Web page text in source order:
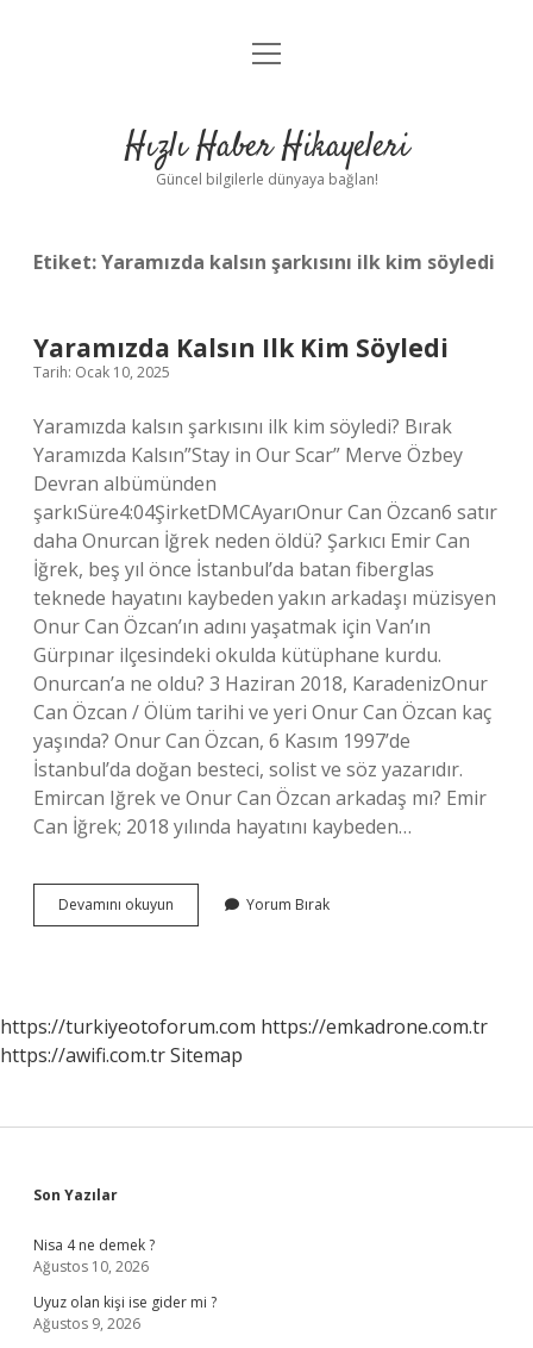
Anasayfa
Yasal Uyarı
menüyü
Hızlı Haber Hikayeleri
Güncel bilgilerle dünyaya bağlan!
Etiket:Yaramızda kalsın şarkısını ilk kim söyledi
Yaramızda Kalsın Ilk Kim Söyledi
Tarih: Ocak 10, 2025
Yaramızda kalsın şarkısını ilk kim söyledi? Bırak
Yaramızda Kalsın”Stay in Our Scar” Merve Özbey
Devran albümünden
şarkıSüre4:04ŞirketDMCAyarıOnur Can Özcan6 satır
daha Onurcan İğrek neden öldü? Şarkıcı Emir Can
İğrek, beş yıl önce İstanbul’da batan fiberglas
teknede hayatını kaybeden yakın arkadaşı müzisyen
Onur Can Özcan’ın adını yaşatmak için Van’ın
Gürpınar ilçesindeki okulda kütüphane kurdu.
Onurcan’a ne oldu? 3 Haziran 2018, KaradenizOnur
Can Özcan / Ölüm tarihi ve yeri Onur Can Özcan kaç
yaşında? Onur Can Özcan, 6 Kasım 1997’de
İstanbul’da doğan besteci, solist ve söz yazarıdır.
Emircan Iğrek ve Onur Can Özcan arkadaş mı? Emir
Can İğrek; 2018 yılında hayatını kaybeden…
Devamını okuyun Yaramızda
Kalsın
Yorum Bırak
https://turkiyeotoforum.com https://emkadrone.com.tr
https://awifi.com.trSitemap
Sidebar
Son Yazılar
Nisa 4 ne demek ?
Ağustos 10, 2026
Uyuz olan kişi ise gider mi ?
Ağustos 9, 2026